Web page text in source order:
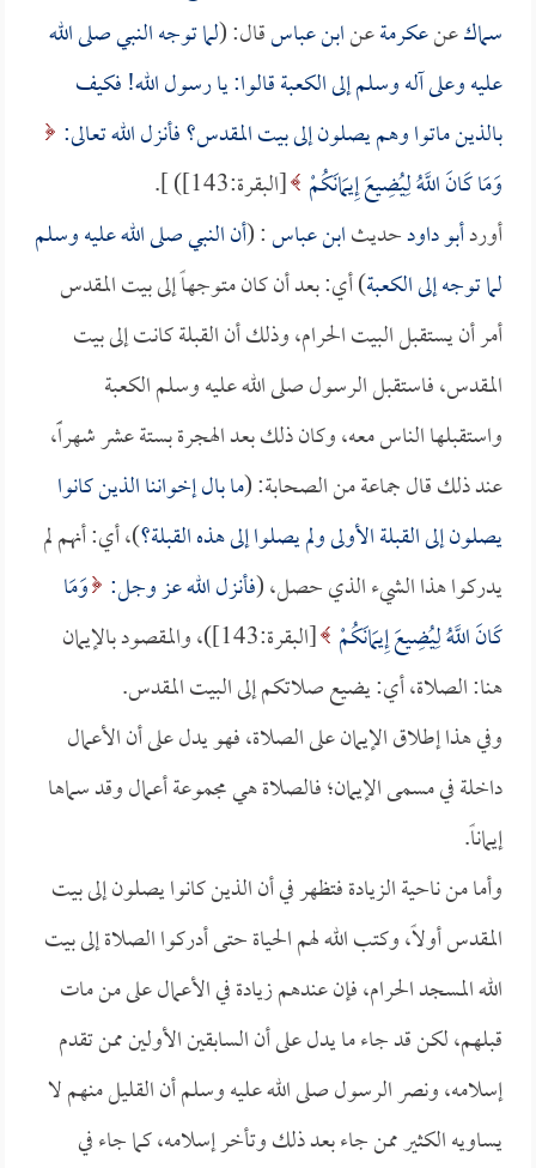
سماكعنعكرمةعنابن عباسقال: (لما توجه النبي صلى الله
عليه وعلى آله وسلم إلى الكعبة قالوا: يا رسول الله! فكيف
بالذين ماتوا وهم يصلون إلى بيت المقدس؟ فأنزل الله تعالى:
وَمَا كَانَ اللَّهُ لِيُضِيعَ إِيمَانَكُمْ [البقرة:143]) ].
أوردأبو داودحديثابن عباس: (أن النبي صلى الله عليه وسلم
لما توجه إلى الكعبة) أي: بعد أن كان متوجهاً إلى بيت المقدس
أمر أن يستقبل البيت الحرام، وذلك أن القبلة كانت إلى بيت
المقدس، فاستقبل الرسول صلى الله عليه وسلم الكعبة
واستقبلها الناس معه، وكان ذلك بعد الهجرة بستة عشر شهراًً،
عند ذلك قال جماعة من الصحابة: (ما بال إخواننا الذين كانوا
يصلون إلى القبلة الأولى ولم يصلوا إلى هذه القبلة؟)، أي: أنهم لم
يدركوا هذا الشيء الذي حصل، (فأنزل الله عز وجل: وَمَا
كَانَ اللَّهُ لِيُضِيعَ إِيمَانَكُمْ
[البقرة:143])، والمقصود بالإيمان
هنا: الصلاة، أي: يضيع صلاتكم إلى البيت المقدس.
وفي هذا إطلاق الإيمان على الصلاة، فهو يدل على أن الأعمال
داخلة في مسمى الإيمان؛ فالصلاة هي مجموعة أعمال وقد سماها
إيماناً.
وأما من ناحية الزيادة فتظهر في أن الذين كانوا يصلون إلى بيت
المقدس أولاً، وكتب الله لهم الحياة حتى أدركوا الصلاة إلى بيت
الله المسجد الحرام، فإن عندهم زيادة في الأعمال على من مات
قبلهم، لكن قد جاء ما يدل على أن السابقين الأولين ممن تقدم
إسلامه، ونصر الرسول صلى الله عليه وسلم أن القليل منهم لا
يساويه الكثير ممن جاء بعد ذلك وتأخر إسلامه، كما جاء في